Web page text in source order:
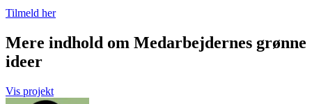
Tilmeld her
Mere indhold om Medarbejdernes grønne
ideer
Vis projekt